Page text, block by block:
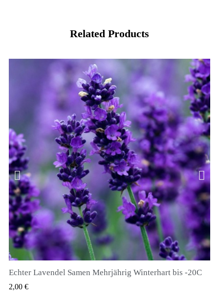
Related Products
QUICK VIEW
Echter Lavendel Samen Mehrjährig Winterhart bis -20C
2,00 €